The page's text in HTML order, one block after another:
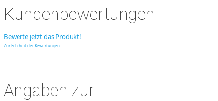
Kundenbewertungen
Bewerte jetzt das Produkt!
Zur Echtheit der Bewertungen
Angaben zur